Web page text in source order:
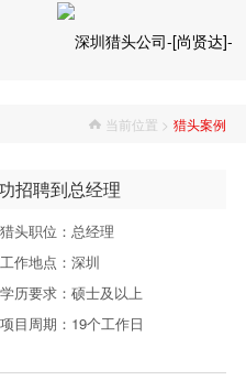
当前位置 > 猎头案例
招聘到总经理
猎头职位：总经理
工作地点：深圳
学历要求：硕士及以上
项目周期：19个工作日